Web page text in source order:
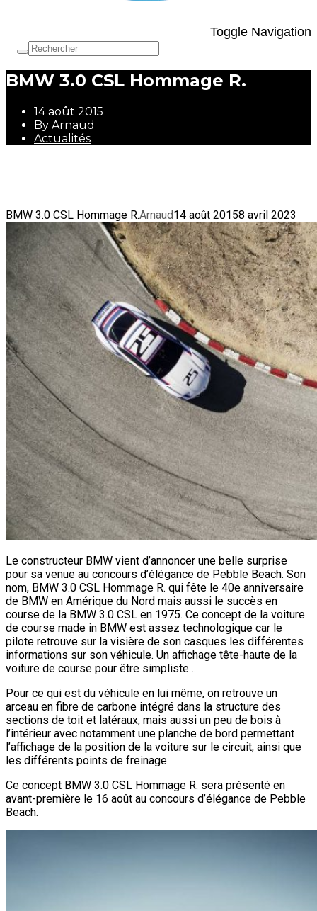
Toggle Navigation
BMW 3.0 CSL Hommage R.
14 août 2015
By Arnaud
Actualités
BMW 3.0 CSL Hommage R.Arnaud14 août 20158 avril 2023
Le constructeur BMW vient d’annoncer une belle surprise
pour sa venue au concours d’élégance de Pebble Beach. Son
nom, BMW 3.0 CSL Hommage R. qui fête le 40e anniversaire
de BMW en Amérique du Nord mais aussi le succès en
course de la BMW 3.0 CSL en 1975. Ce concept de la voiture
de course made in BMW est assez technologique car le
pilote retrouve sur la visière de son casques les différentes
informations sur son véhicule. Un affichage tête-haute de la
voiture de course pour être simpliste…
Pour ce qui est du véhicule en lui même, on retrouve un
arceau en fibre de carbone intégré dans la structure des
sections de toit et latéraux, mais aussi un peu de bois à
l’intérieur avec notamment une planche de bord permettant
l’affichage de la position de la voiture sur le circuit, ainsi que
les différents points de freinage.
Ce concept BMW 3.0 CSL Hommage R. sera présenté en
avant-première le 16 août au concours d’élégance de Pebble
Beach.